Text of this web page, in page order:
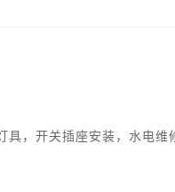
具，开关插座安装，水电维